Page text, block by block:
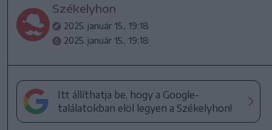
Székelyhon
2025. január 15., 19:18
2025. január 15., 19:18
Itt állíthatja be, hogy a Google-
találatokban elöl legyen a Székelyhon!